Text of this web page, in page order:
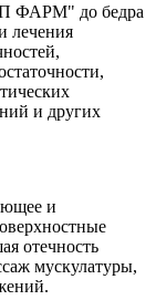
ФАРМ" до бедра
лечения
и других
и
отечность
мускулатуры,